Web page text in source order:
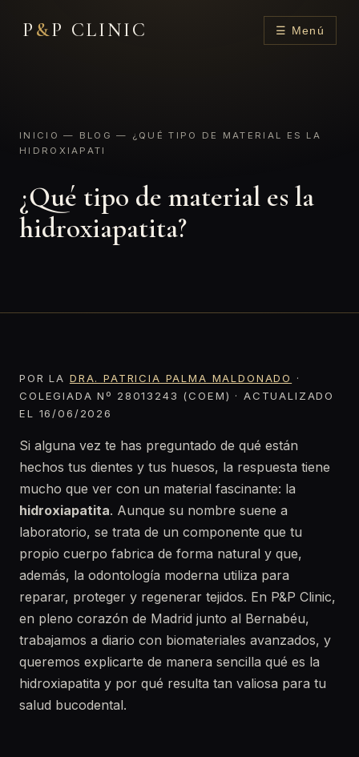
P &P CLINIC ☰ Menú
INICIO — BLOG — ¿QUÉ TIPO DE MATERIAL ES LA
HIDROXIAPATI
¿Qué tipo de material es la
hidroxiapatita?
POR LA DRA. PATRICIA PALMA MALDONADO
·
COLEGIADA Nº 28013243 (COEM) · ACTUALIZADO
EL 16/06/2026
Si alguna vez te has preguntado de qué están
hechos tus dientes y tus huesos, la respuesta tiene
mucho que ver con un material fascinante: la
hidroxiapatita. Aunque su nombre suene a
laboratorio, se trata de un componente que tu
propio cuerpo fabrica de forma natural y que,
además, la odontología moderna utiliza para
reparar, proteger y regenerar tejidos. En P&P Clinic,
en pleno corazón de Madrid junto al Bernabéu,
trabajamos a diario con biomateriales avanzados, y
queremos explicarte de manera sencilla qué es la
hidroxiapatita y por qué resulta tan valiosa para tu
salud bucodental.